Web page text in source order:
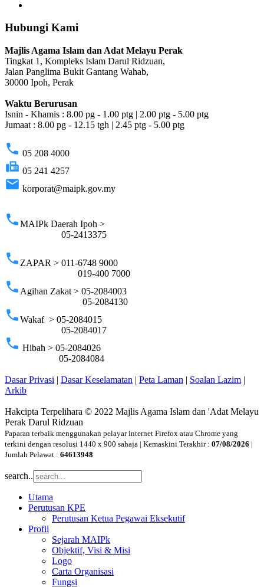
Hubungi Kami
Majlis Agama Islam dan Adat Melayu Perak
Tingkat 1, Kompleks Islam Darul Ridzuan,
Jalan Panglima Bukit Gantang Wahab,
30000 Ipoh, Perak
Waktu Berurusan
Isnin - Khamis : 8.00 pg - 1.00 ptg | 2.00 ptg - 5.00 ptg
Jumaat : 8.00 pg - 12.15 tgh | 2.45 ptg - 5.00 ptg
phone 05 208 4000
fax 05 241 4257
email korporat@maipk.gov.my
phoneMAIPk Daerah Ipoh >
05-2413375
phone ZAPAR > 011-6748 9000
019-400 7000
phone Agihan Zakat > 05-2084003
05-2084130
phoneWakaf > 05-2084015
05-2084017
phone Hibah > 05-2084026
05-2084084
Dasar Privasi | Dasar Keselamatan | Peta Laman | Soalan Lazim |
Arkib
Hakcipta Terpelihara © 2022 Majlis Agama Islam dan 'Adat Melayu
Perak Darul Ridzuan
Paparan terbaik menggunakan pelayar internet Firefox atau Chrome yang
terkini dengan resolusi 1440 x 900 sahaja | Kemaskini Terakhir : 07/08/2026 |
Jumlah Pelawat : 64613948
search..
Utama
Perutusan KPE
Perutusan Ketua Pegawai Eksekutif
Profil
Sejarah MAIPk
Objektif, Visi & Misi
Logo
Carta Organisasi
Fungsi